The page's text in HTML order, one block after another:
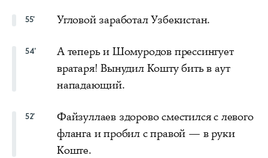
55' Угловой заработал Узбекистан.
54'
А теперь и Шомуродов прессингует
вратаря! Вынудил Кошту бить в аут
нападающий.
52'
Файзуллаев здорово сместился с левого
фланга и пробил с правой — в руки
Коште.